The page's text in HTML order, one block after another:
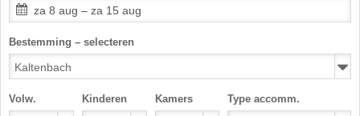
za 8 aug – za 15 aug
Bestemming – selecteren
Volw. Kinderen Kamers Type accomm.